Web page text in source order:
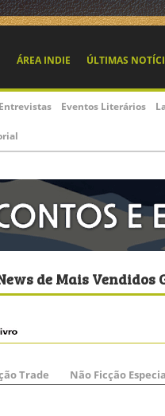
ÁREA INDIE ÚLTIMAS
Entrevistas Eventos Literários
de Mais Vendidos
Trade Não Ficção